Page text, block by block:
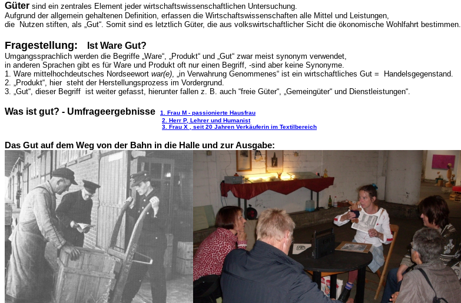
Güter sind ein zentrales Element jeder wirtschaftswissenschaftlichen Untersuchung.
Aufgrund der allgemein gehaltenen Definition, erfassen die Wirtschaftswissenschaften alle Mittel und Leistungen,
die Nutzen stiften, als „Gut“. Somit sind es letztlich Güter, die aus volkswirtschaftlicher Sicht die ökonomische Wohlfahrt bestimmen.
Fragestellung: Ist Ware Gut?
Umgangssprachlich werden die Begriffe „Ware“, „Produkt“ und „Gut“ zwar meist synonym verwendet,
in anderen Sprachen gibt es für Ware und Produkt oft nur einen Begriff, -sind aber keine Synonyme.
1. Ware mittelhochdeutsches Nordseewort war(e), „in Verwahrung Genommenes“ ist ein wirtschaftliches Gut = Handelsgegenstand.
2. „Produkt“, hier steht der Herstellungsprozess im Vordergrund.
3. „Gut“, dieser Begriff ist weiter gefasst, hierunter fallen z. B. auch “freie Güter“, „Gemeingüter“ und Dienstleistungen“.
Was ist gut? - Umfrageergebnisse
1. Frau M - passionierte Hausfrau
2. Herr P, Lehrer und Humanist
3. Frau X , seit 20 Jahren Verkäuferin im Textilbereich
Das Gut auf dem Weg von der Bahn in die Halle und zur Ausgabe: